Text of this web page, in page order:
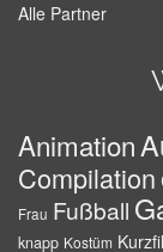
Alle Partner
Animation
Compilation
Frau Fußball
knapp Kostüm